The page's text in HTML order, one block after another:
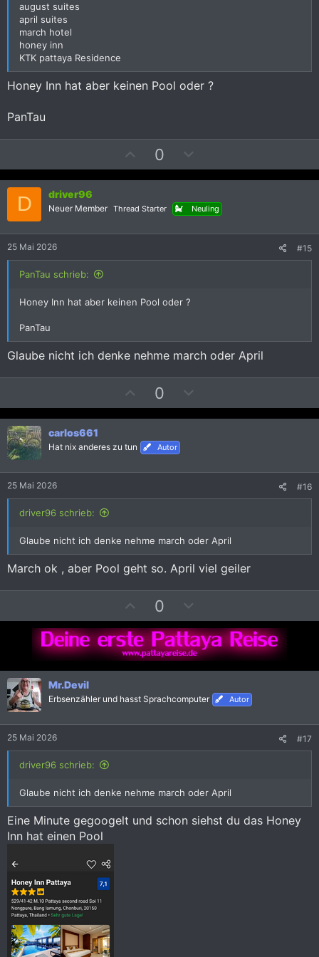
august suites
april suites
march hotel
honey inn
KTK pattaya Residence
Honey Inn hat aber keinen Pool oder ?
PanTau
o
s
t
i
e
t
i
m
e
0
e
g
a
t
i
e
m
e
D driver96
Neuer Member Thread Starter Neuling
25 Mai 2026 #15
PanTau schrieb:
Honey Inn hat aber keinen Pool oder ?
PanTau
Glaube nicht ich denke nehme march oder April
o
s
i
t
i
e
i
m
e
0
e
g
i
e
t
i
m
e
carlos661
Hat nix anderes zu tun Autor
25 Mai 2026 #16
driver96 schrieb:
Glaube nicht ich denke nehme march oder April
March ok , aber Pool geht so. April viel geiler
o
s
i
t
v
S
t
m
e
0
e
g
a
t
v
S
t
m
e
Mr.Devil
Erbsenzähler und hasst Sprachcomputer Autor
25 Mai 2026 #17
driver96 schrieb:
Glaube nicht ich denke nehme march oder April
Eine Minute gegoogelt und schon siehst du das Honey
Inn hat einen Pool